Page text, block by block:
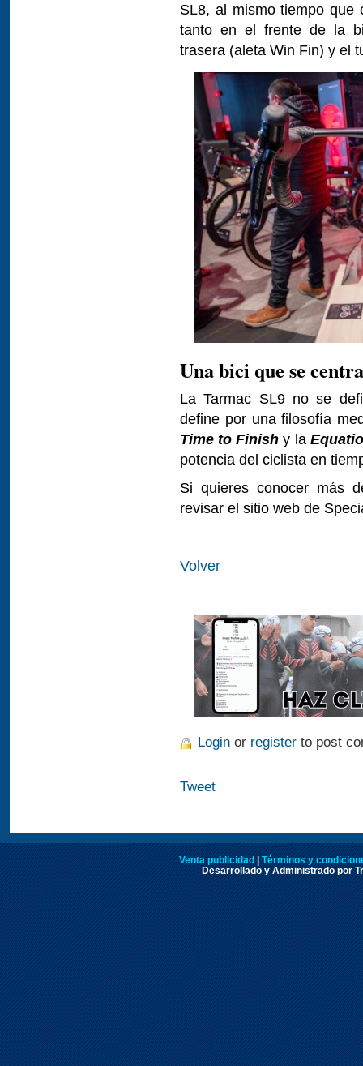
SL8, al mismo tiempo que
tanto en el frente de la
trasera (aleta Win Fin) y el
Una bici que se
La Tarmac SL9 no se
define por una filosofía
Time to Finish y la
potencia del ciclista en
Si quieres conocer más
revisar el sitio web de
Volver
Login or register to post
Tweet
Venta publicidad | Términos y
Desarrollado y Administrado por